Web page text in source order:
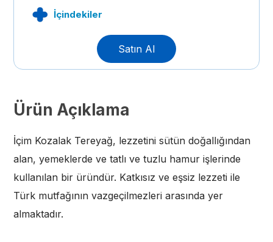
İçindekiler
Satın Al
Ürün Açıklama
İçim Kozalak Tereyağ, lezzetini sütün doğallığından
alan, yemeklerde ve tatlı ve tuzlu hamur işlerinde
kullanılan bir üründür. Katkısız ve eşsiz lezzeti ile
Türk mutfağının vazgeçilmezleri arasında yer
almaktadır.